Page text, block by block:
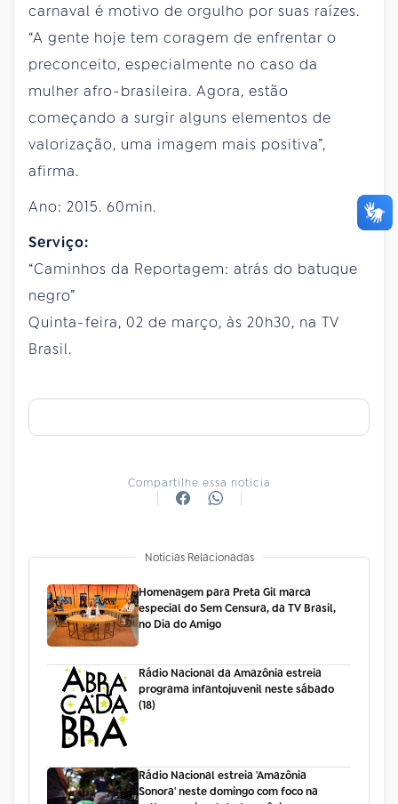
carnaval é motivo de orgulho por suas raízes.
“A gente hoje tem coragem de enfrentar o
preconceito, especialmente no caso da
mulher afro-brasileira. Agora, estão
começando a surgir alguns elementos de
valorização, uma imagem mais positiva”,
afirma.
Ano: 2015. 60min.
Serviço:
“Caminhos da Reportagem: atrás do batuque
negro”
Quinta-feira, 02 de março, às 20h30, na TV
Brasil.
Compartilhe essa notícia
Notícias Relacionadas
Homenagem para Preta Gil marca
especial do Sem Censura, da TV Brasil,
no Dia do Amigo
Rádio Nacional da Amazônia estreia
programa infantojuvenil neste sábado
(18)
Rádio Nacional estreia 'Amazônia
Sonora' neste domingo com foco na